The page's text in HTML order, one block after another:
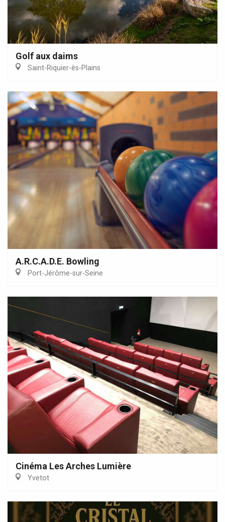
Golf aux daims
Saint-Riquier-ès-Plains
A.R.C.A.D.E. Bowling
Port-Jérôme-sur-Seine
Cinéma Les Arches Lumière
Yvetot